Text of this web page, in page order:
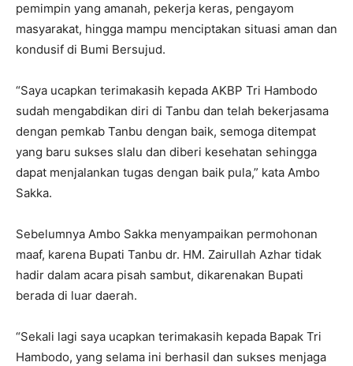
pemimpin yang amanah, pekerja keras, pengayom
masyarakat, hingga mampu menciptakan situasi aman dan
kondusif di Bumi Bersujud.
“Saya ucapkan terimakasih kepada AKBP Tri Hambodo
sudah mengabdikan diri di Tanbu dan telah bekerjasama
dengan pemkab Tanbu dengan baik, semoga ditempat
yang baru sukses slalu dan diberi kesehatan sehingga
dapat menjalankan tugas dengan baik pula,” kata Ambo
Sakka.
Sebelumnya Ambo Sakka menyampaikan permohonan
maaf, karena Bupati Tanbu dr. HM. Zairullah Azhar tidak
hadir dalam acara pisah sambut, dikarenakan Bupati
berada di luar daerah.
“Sekali lagi saya ucapkan terimakasih kepada Bapak Tri
Hambodo, yang selama ini berhasil dan sukses menjaga